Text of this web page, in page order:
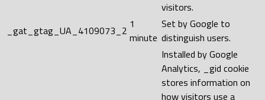
visitors.
_gat_gtag_UA_4109073_2 1
minute
Set by Google to
distinguish users.
Installed by Google
Analytics, _gid cookie
stores information on
how visitors use a